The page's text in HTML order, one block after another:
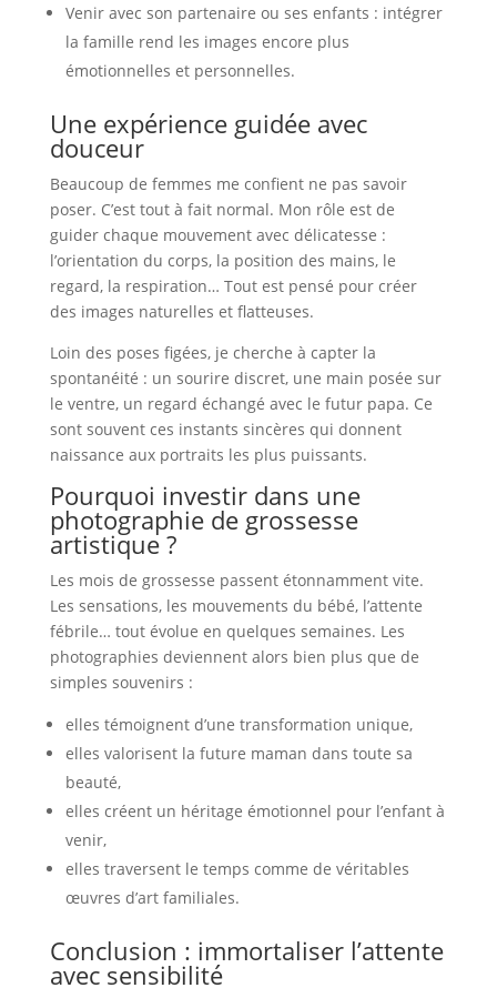
Venir avec son partenaire ou ses enfants : intégrer
la famille rend les images encore plus
émotionnelles et personnelles.
Une expérience guidée avec
douceur
Beaucoup de femmes me confient ne pas savoir
poser. C’est tout à fait normal. Mon rôle est de
guider chaque mouvement avec délicatesse :
l’orientation du corps, la position des mains, le
regard, la respiration… Tout est pensé pour créer
des images naturelles et flatteuses.
Loin des poses figées, je cherche à capter la
spontanéité : un sourire discret, une main posée sur
le ventre, un regard échangé avec le futur papa. Ce
sont souvent ces instants sincères qui donnent
naissance aux portraits les plus puissants.
Pourquoi investir dans une
photographie de grossesse
artistique ?
Les mois de grossesse passent étonnamment vite.
Les sensations, les mouvements du bébé, l’attente
fébrile… tout évolue en quelques semaines. Les
photographies deviennent alors bien plus que de
simples souvenirs :
elles témoignent d’une transformation unique,
elles valorisent la future maman dans toute sa
beauté,
elles créent un héritage émotionnel pour l’enfant à
venir,
elles traversent le temps comme de véritables
œuvres d’art familiales.
Conclusion : immortaliser l’attente
avec sensibilité